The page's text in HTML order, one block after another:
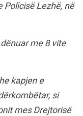
Policisë Lezhë, në
me 8 vite
kapjen e
si
mes Drejtorisë